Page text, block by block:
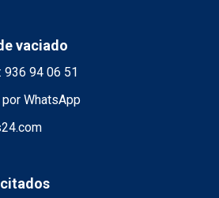
vaciado
94 06 51
WhatsApp